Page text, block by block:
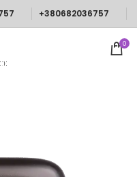
+380682036757
0